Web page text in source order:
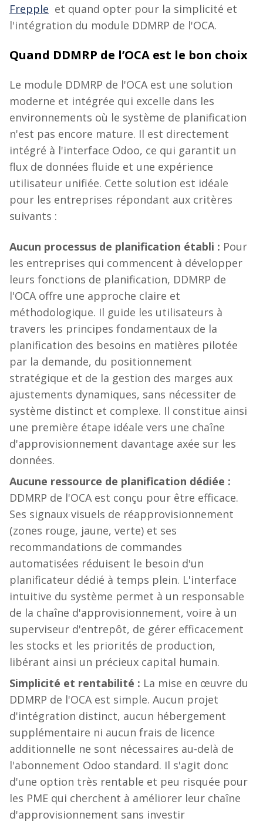
Frepple et quand opter pour la simplicité et
l'intégration du module DDMRP de l'OCA.
Quand DDMRP de l’OCA est le bon choix
Le module DDMRP de l'OCA est une solution
moderne et intégrée qui excelle dans les
environnements où le système de planification
n'est pas encore mature. Il est directement
intégré à l'interface Odoo, ce qui garantit un
flux de données fluide et une expérience
utilisateur unifiée. Cette solution est idéale
pour les entreprises répondant aux critères
suivants :
Aucun processus de planification établi : Pour
les entreprises qui commencent à développer
leurs fonctions de planification, DDMRP de
l'OCA offre une approche claire et
méthodologique. Il guide les utilisateurs à
travers les principes fondamentaux de la
planification des besoins en matières pilotée
par la demande, du positionnement
stratégique et de la gestion des marges aux
ajustements dynamiques, sans nécessiter de
système distinct et complexe. Il constitue ainsi
une première étape idéale vers une chaîne
d'approvisionnement davantage axée sur les
données.
Aucune ressource de planification dédiée :
DDMRP de l'OCA est conçu pour être efficace.
Ses signaux visuels de réapprovisionnement
(zones rouge, jaune, verte) et ses
recommandations de commandes
automatisées réduisent le besoin d'un
planificateur dédié à temps plein. L'interface
intuitive du système permet à un responsable
de la chaîne d'approvisionnement, voire à un
superviseur d'entrepôt, de gérer efficacement
les stocks et les priorités de production,
libérant ainsi un précieux capital humain.
Simplicité et rentabilité : La mise en œuvre du
DDMRP de l'OCA est simple. Aucun projet
d'intégration distinct, aucun hébergement
supplémentaire ni aucun frais de licence
additionnelle ne sont nécessaires au-delà de
l'abonnement Odoo standard. Il s'agit donc
d'une option très rentable et peu risquée pour
les PME qui cherchent à améliorer leur chaîne
d'approvisionnement sans investir